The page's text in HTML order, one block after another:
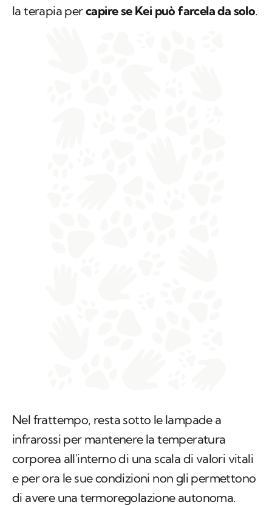
la terapia percapire se Kei può farcela da solo.
Nel frattempo, resta sotto le lampade a
infrarossi per mantenere la temperatura
corporea all'interno di una scala di valori vitali
e per ora le sue condizioni non gli permettono
di avere una termoregolazione autonoma.